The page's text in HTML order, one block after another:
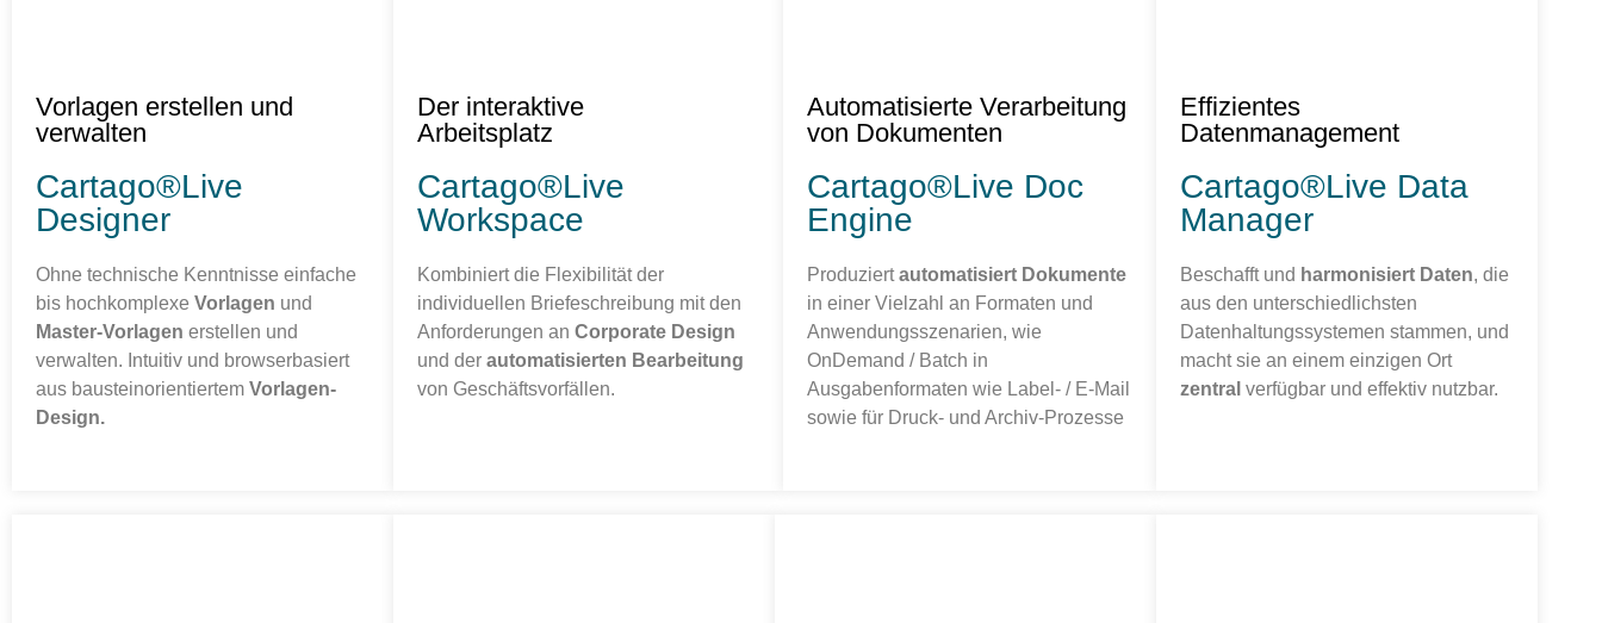
Vorlagen erstellen und
verwalten
Cartago®Live
Designer
Ohne technische Kenntnisse einfache
bis hochkomplexe Vorlagen und
Master-Vorlagen erstellen und
verwalten. Intuitiv und browserbasiert
aus bausteinorientiertem Vorlagen-
Design.
Der interaktive
Arbeitsplatz
Cartago®Live
Workspace
Kombiniert die Flexibilität der
individuellen Briefeschreibung mit den
Anforderungen an Corporate Design
und der automatisierten Bearbeitung
von Geschäftsvorfällen.
Automatisierte Verarbeitung
von Dokumenten
Cartago®Live Doc
Engine
Produziertautomatisiert Dokumente
in einer Vielzahl an Formaten und
Anwendungsszenarien, wie
OnDemand / Batch in
Ausgabenformaten wie Label- / E-Mail
sowie für Druck- und Archiv-Prozesse
Effizientes
Datenmanagement
Cartago®Live Data
Manager
Beschafft und harmonisiert Daten, die
aus den unterschiedlichsten
Datenhaltungssystemen stammen, und
macht sie an einem einzigen Ort
zentral verfügbar und effektiv nutzbar.